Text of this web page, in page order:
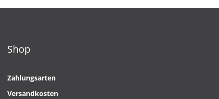
Shop
Zahlungsarten
Versandkosten